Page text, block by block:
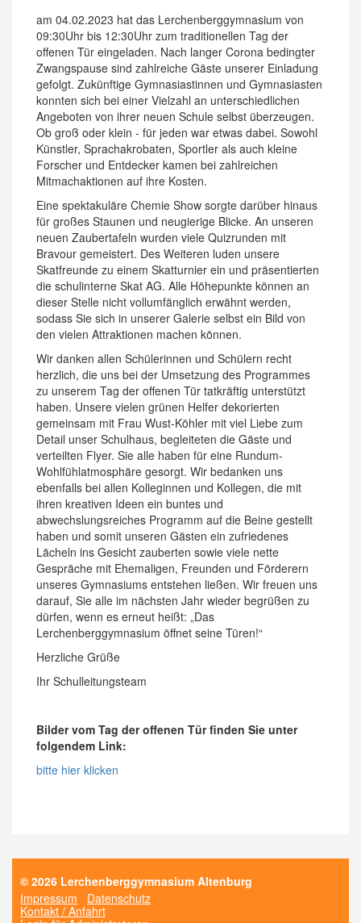
am 04.02.2023 hat das Lerchenberggymnasium von
09:30Uhr bis 12:30Uhr zum traditionellen Tag der
offenen Tür eingeladen. Nach langer Corona bedingter
Zwangspause sind zahlreiche Gäste unserer Einladung
gefolgt. Zukünftige Gymnasiastinnen und Gymnasiasten
konnten sich bei einer Vielzahl an unterschiedlichen
Angeboten von ihrer neuen Schule selbst überzeugen.
Ob groß oder klein - für jeden war etwas dabei. Sowohl
Künstler, Sprachakrobaten, Sportler als auch kleine
Forscher und Entdecker kamen bei zahlreichen
Mitmachaktionen auf ihre Kosten.
Eine spektakuläre Chemie Show sorgte darüber hinaus
für großes Staunen und neugierige Blicke. An unseren
neuen Zaubertafeln wurden viele Quizrunden mit
Bravour gemeistert. Des Weiteren luden unsere
Skatfreunde zu einem Skatturnier ein und präsentierten
die schulinterne Skat AG. Alle Höhepunkte können an
dieser Stelle nicht vollumfänglich erwähnt werden,
sodass Sie sich in unserer Galerie selbst ein Bild von
den vielen Attraktionen machen können.
Wir danken allen Schülerinnen und Schülern recht
herzlich, die uns bei der Umsetzung des Programmes
zu unserem Tag der offenen Tür tatkräftig unterstützt
haben. Unsere vielen grünen Helfer dekorierten
gemeinsam mit Frau Wust-Köhler mit viel Liebe zum
Detail unser Schulhaus, begleiteten die Gäste und
verteilten Flyer. Sie alle haben für eine Rundum-
Wohlfühlatmosphäre gesorgt. Wir bedanken uns
ebenfalls bei allen Kolleginnen und Kollegen, die mit
ihren kreativen Ideen ein buntes und
abwechslungsreiches Programm auf die Beine gestellt
haben und somit unseren Gästen ein zufriedenes
Lächeln ins Gesicht zauberten sowie viele nette
Gespräche mit Ehemaligen, Freunden und Förderern
unseres Gymnasiums entstehen ließen. Wir freuen uns
darauf, Sie alle im nächsten Jahr wieder begrüßen zu
dürfen, wenn es erneut heißt: „Das
Lerchenberggymnasium öffnet seine Türen!“
Herzliche Grüße
Ihr Schulleitungsteam
Bilder vom Tag der offenen Tür finden Sie unter
folgendem Link:
bitte hier klicken
© 2026 Lerchenberggymnasium Altenburg
Impressum
Datenschutz
Kontakt / Anfahrt